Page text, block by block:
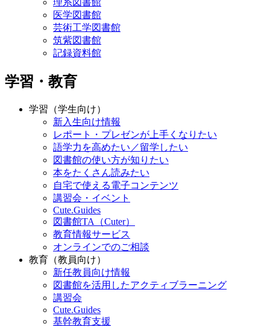
理系図書館
医学図書館
芸術工学図書館
筑紫図書館
記録資料館
学習・教育
学習（学生向け）
新入生向け情報
レポート・プレゼンが上手くなりたい
語学力を高めたい／留学したい
図書館の使い方が知りたい
本をたくさん読みたい
自宅で使える電子コンテンツ
講習会・イベント
Cute.Guides
図書館TA（Cuter）
教育情報サービス
オンラインでのご相談
教育（教員向け）
新任教員向け情報
図書館を活用したアクティブラーニング
講習会
Cute.Guides
基幹教育支援